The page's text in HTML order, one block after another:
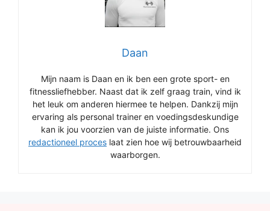
Daan
Mijn naam is Daan en ik ben een grote sport- en
fitnessliefhebber. Naast dat ik zelf graag train, vind ik
het leuk om anderen hiermee te helpen. Dankzij mijn
ervaring als personal trainer en voedingsdeskundige
kan ik jou voorzien van de juiste informatie. Ons
redactioneel proces laat zien hoe wij betrouwbaarheid
waarborgen.